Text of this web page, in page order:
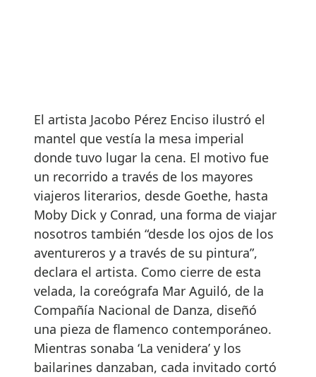
El artista Jacobo Pérez Enciso ilustró el
mantel que vestía la mesa imperial
donde tuvo lugar la cena. El motivo fue
un recorrido a través de los mayores
viajeros literarios, desde Goethe, hasta
Moby Dick y Conrad, una forma de viajar
nosotros también “desde los ojos de los
aventureros y a través de su pintura”,
declara el artista. Como cierre de esta
velada, la coreógrafa Mar Aguiló, de la
Compañía Nacional de Danza, diseñó
una pieza de flamenco contemporáneo.
Mientras sonaba ‘La venidera’ y los
bailarines danzaban, cada invitado cortó